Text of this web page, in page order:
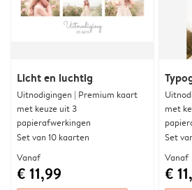
Licht en luchtig
Uitnodigingen | Premium kaart
met keuze uit 3
papierafwerkingen
Set van 10 kaarten
Vanaf
€ 11,99
met
Set
Vanaf
€